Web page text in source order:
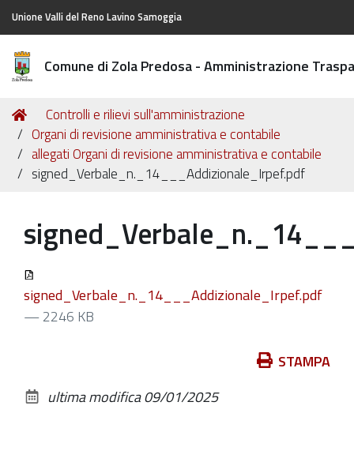
Unione Valli del Reno Lavino Samoggia
Comune di Zola Predosa - Amministrazione
Tu
sei
qui:
Home
Controlli e rilievi sull'amministrazione
Organi di revisione amministrativa e contabile
allegati Organi di revisione amministrativa e contabile
signed_Verbale_n._14___Addizionale_Irpef.pdf
signed_Verbale_n._14___Addizionale_Irpef.pdf
— 2246 KB
documento
STAMPA
ultima modifica09/01/2025